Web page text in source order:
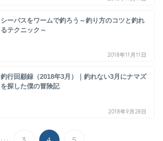
シーバスをワームで釣ろう～釣り方のコツと釣れ
るテクニック～
2018年11月11日
釣行回顧録（2018年3月）｜釣れない3月にナマズ
を探した僕の冒険記
2018年9月28日
...